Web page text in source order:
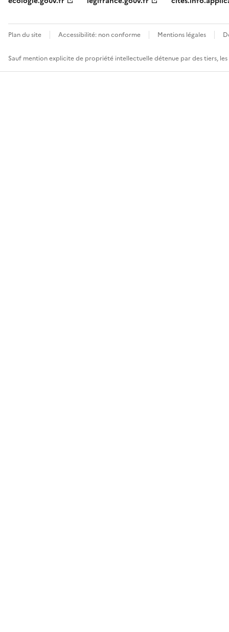
Plan du site Accessibilité: non conforme Mentions légales
Sauf mention explicite de propriété intellectuelle détenue par des tiers,